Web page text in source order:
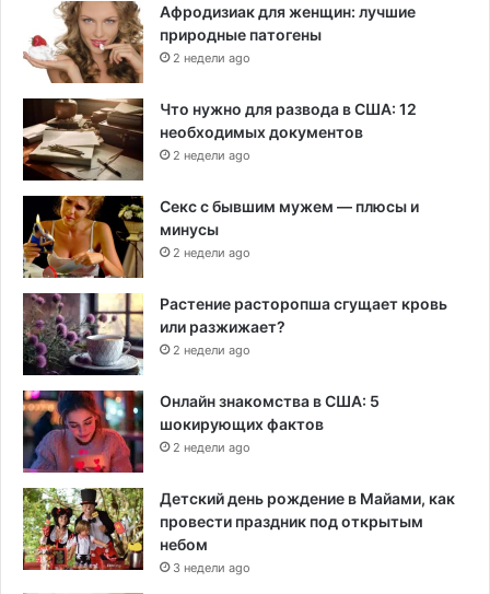
Афродизиак для женщин: лучшие
природные патогены
2 недели ago
Что нужно для развода в США: 12
необходимых документов
2 недели ago
Секс с бывшим мужем — плюсы и
минусы
2 недели ago
Растение расторопша сгущает кровь
или разжижает?
2 недели ago
Онлайн знакомства в США: 5
шокирующих фактов
2 недели ago
Детский день рождение в Майами, как
провести праздник под открытым
небом
3 недели ago